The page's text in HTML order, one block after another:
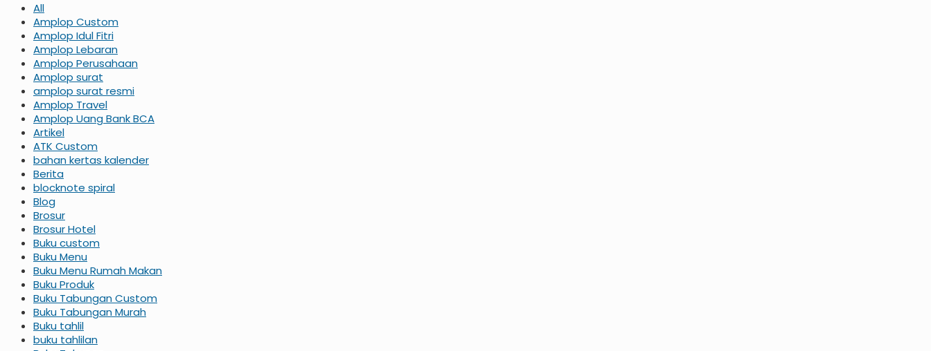
All
Amplop Custom
Amplop Idul Fitri
Amplop Lebaran
Amplop Perusahaan
Amplop surat
amplop surat resmi
Amplop Travel
Amplop Uang Bank BCA
Artikel
ATK Custom
bahan kertas kalender
Berita
blocknote spiral
Blog
Brosur
Brosur Hotel
Buku custom
Buku Menu
Buku Menu Rumah Makan
Buku Produk
Buku Tabungan Custom
Buku Tabungan Murah
Buku tahlil
buku tahlilan